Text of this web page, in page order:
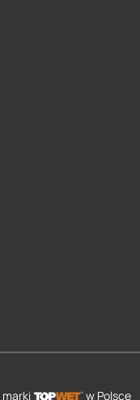
marki w Polsce